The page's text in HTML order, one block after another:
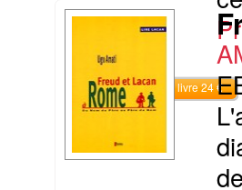
Commander le livre 24 €